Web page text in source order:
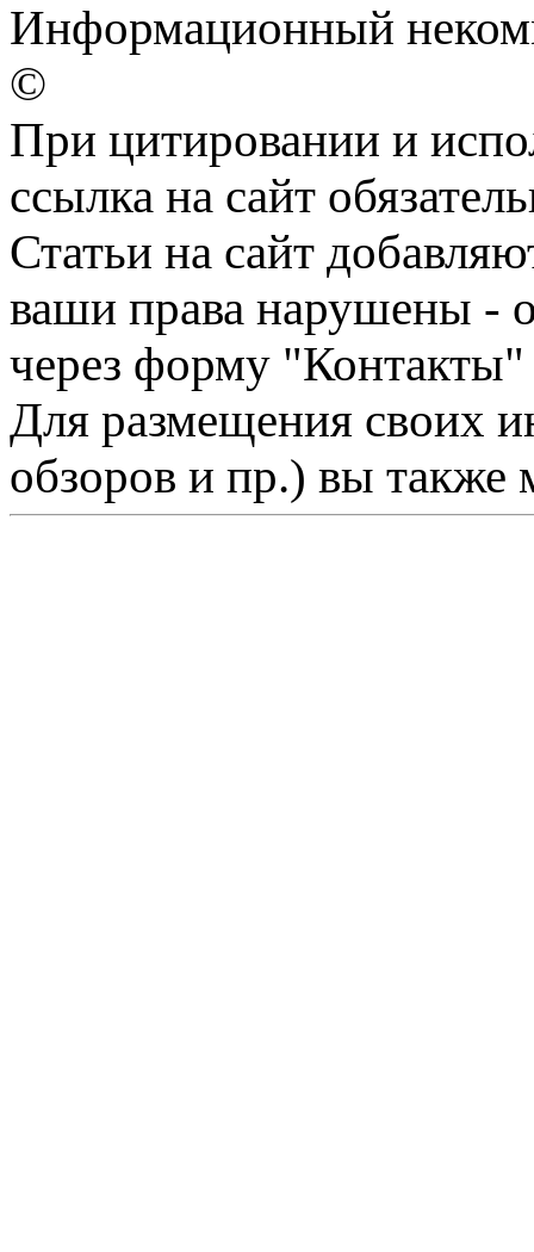
Информационный
©
При цитировании и
ссылка на сайт
Статьи на сайт
ваши права нарушены -
через форму "Контакты"
Для размещения своих
обзоров и пр.) вы также